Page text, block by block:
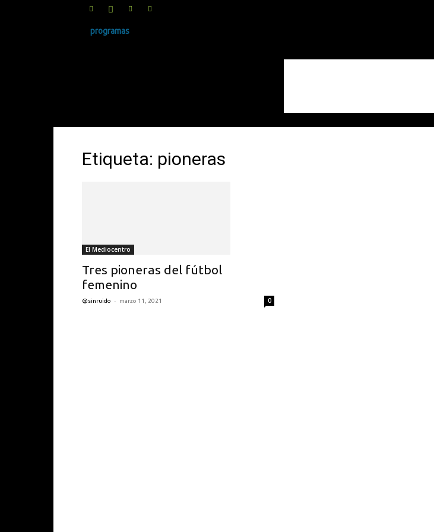
programas
Etiqueta: pioneras
El Mediocentro
Tres pioneras del fútbol
femenino
@sinruido - marzo 11, 2021 0